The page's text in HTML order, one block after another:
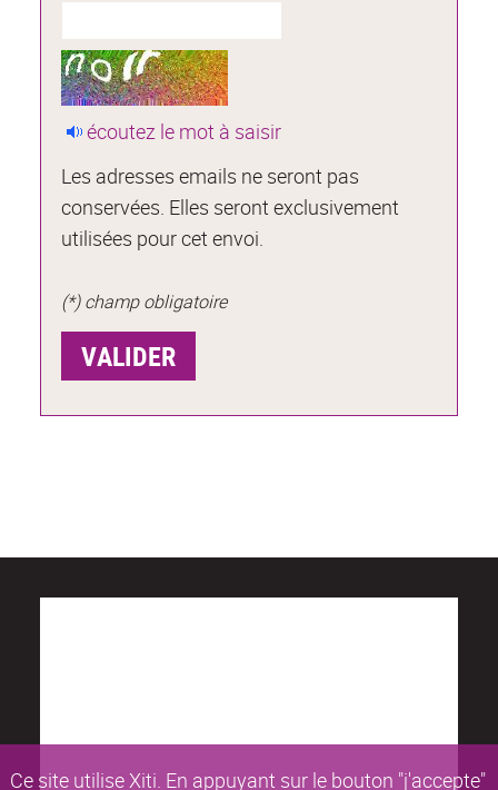
Ce site utilise Xiti. En appuyant sur le bouton "j'accepte"
écoutez le mot à saisir
Les adresses emails ne seront pas
conservées. Elles seront exclusivement
utilisées pour cet envoi.
(*) champ obligatoire